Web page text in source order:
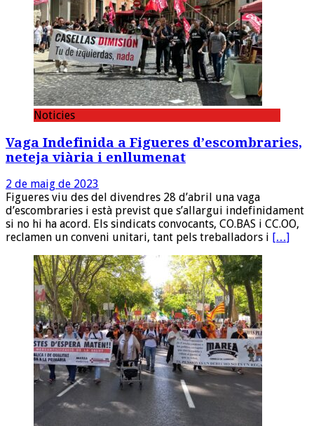
Noticies
Vaga Indefinida a Figueres d’escombraries,
neteja viària i enllumenat
2 de maig de 2023
Figueres viu des del divendres 28 d’abril una vaga
d’escombraries i està previst que s’allargui indefinidament
si no hi ha acord. Els sindicats convocants, CO.BAS i CC.OO,
reclamen un conveni unitari, tant pels treballadors i […]